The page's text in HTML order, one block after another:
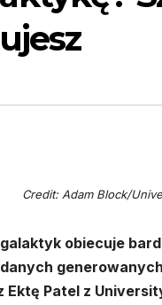
Credit: Adam Block/
obiecuje
Ektę Patel z